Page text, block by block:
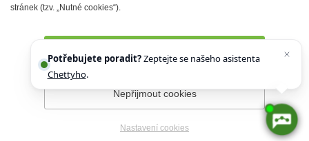
Prohlášení o přístupnosti Správce webu
stránek (tzv. „Nutné cookies“).
Nepřijmout cookies
Nastavení cookies
Potřebujete poradit?Zeptejte se našeho asistenta
Chettyho.